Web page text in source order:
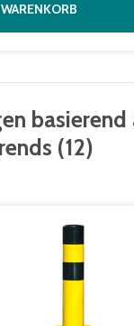
basierend
(12)